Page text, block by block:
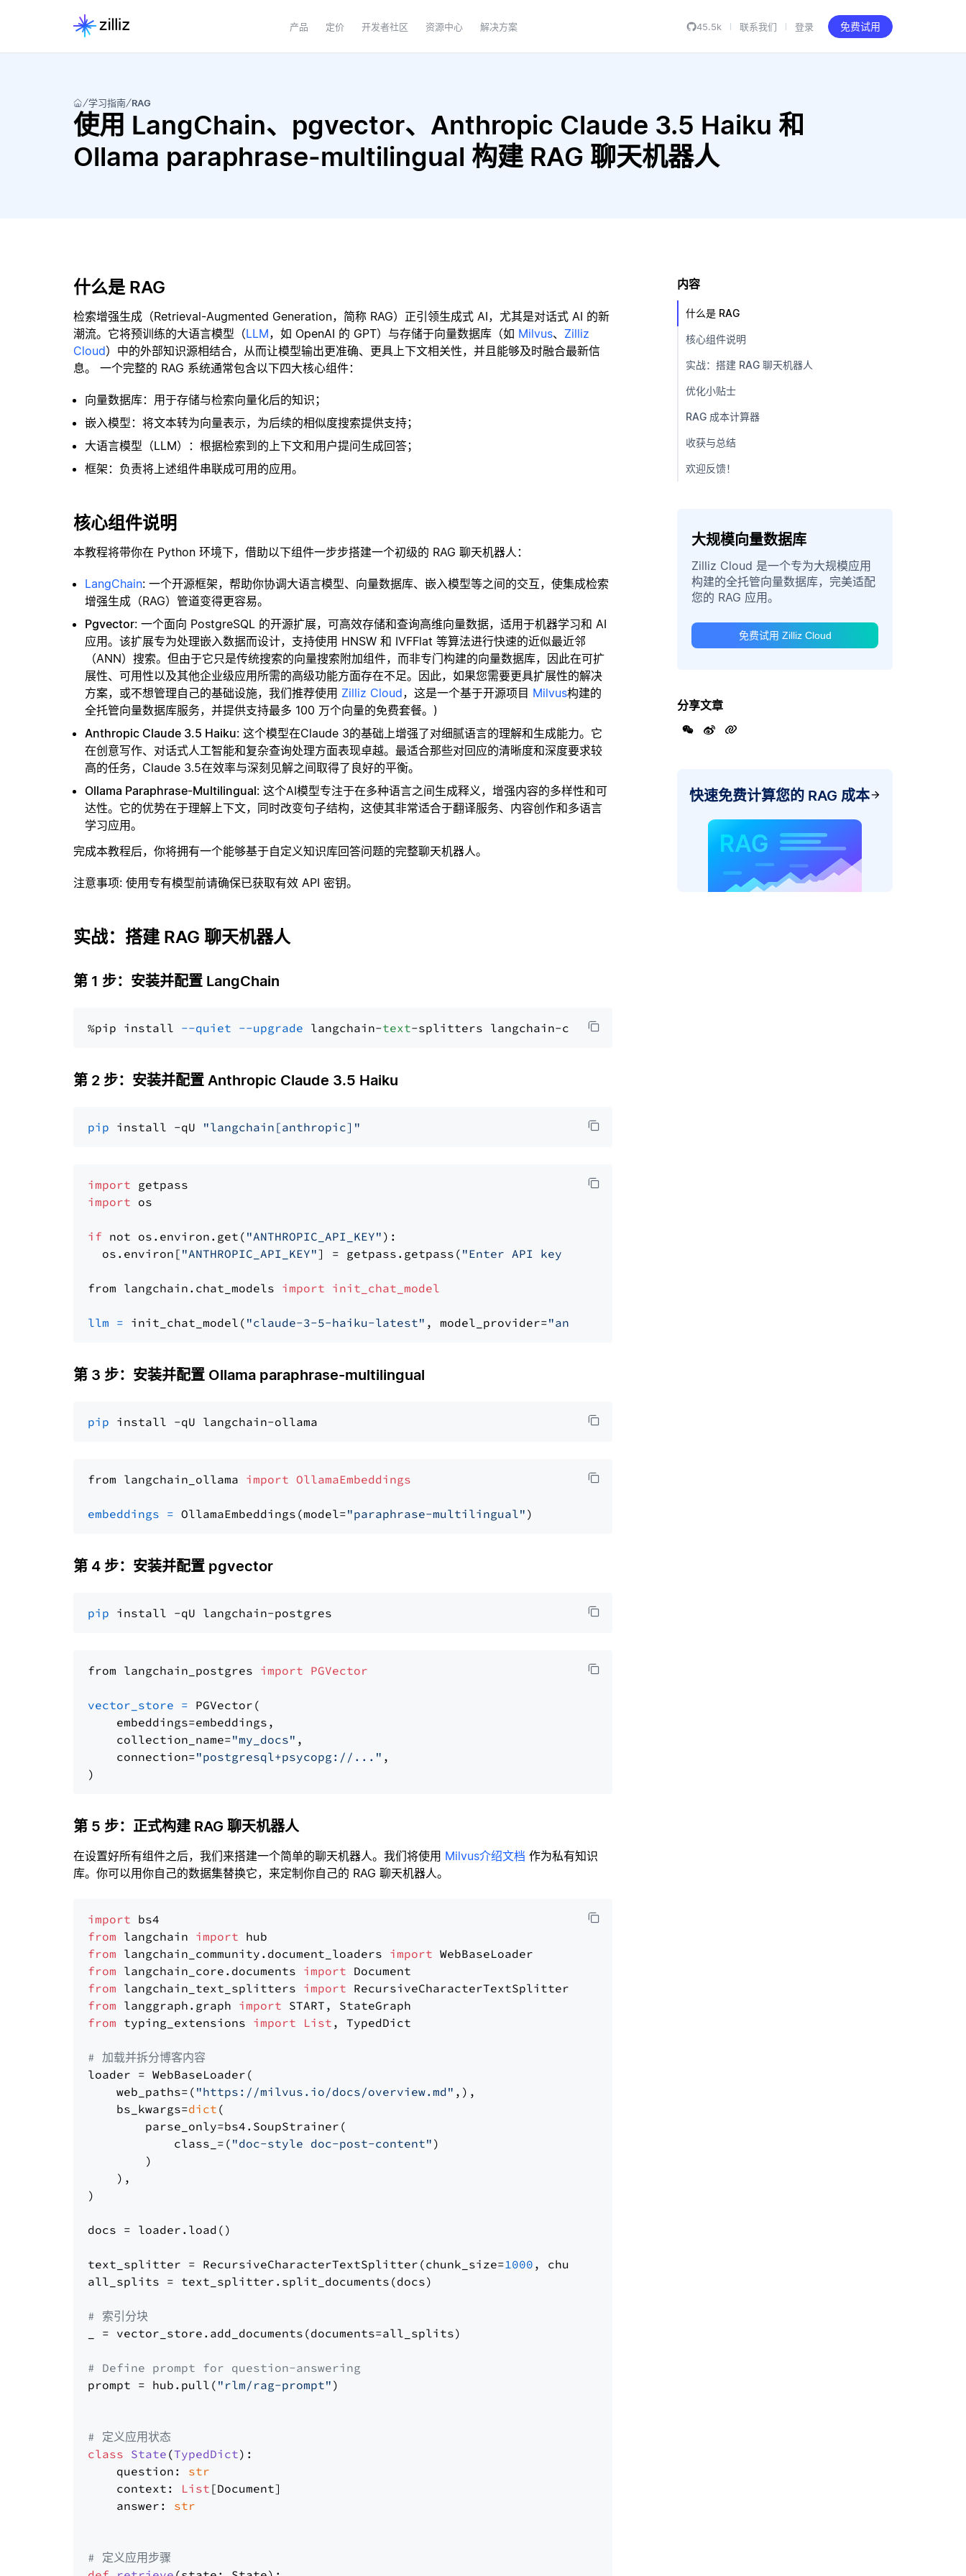
产品 定价 开发者社区 资源中心 解决方案 45.5k 联系我们 登录 免费试用
学习指南 RAG
使用 LangChain、pgvector、Anthropic Claude 3.5 Haiku 和
Ollama paraphrase-multilingual 构建 RAG 聊天机器人
什么是 RAG
检索增强生成（Retrieval-Augmented Generation，简称 RAG）正引领生成式 AI，尤其是对话式 AI 的新
潮流。它将预训练的大语言模型（LLM，如 OpenAI 的 GPT）与存储于向量数据库（如 Milvus、 Zilliz
Cloud）中的外部知识源相结合，从而让模型输出更准确、更具上下文相关性，并且能够及时融合最新信
息。 一个完整的 RAG 系统通常包含以下四大核心组件：
向量数据库：用于存储与检索向量化后的知识；
嵌入模型：将文本转为向量表示，为后续的相似度搜索提供支持；
大语言模型（LLM）：根据检索到的上下文和用户提问生成回答；
框架：负责将上述组件串联成可用的应用。
核心组件说明
本教程将带你在 Python 环境下，借助以下组件一步步搭建一个初级的 RAG 聊天机器人：
LangChain: 一个开源框架，帮助你协调大语言模型、向量数据库、嵌入模型等之间的交互，使集成检索
增强生成（RAG）管道变得更容易。
Pgvector: 一个面向 PostgreSQL 的开源扩展，可高效存储和查询高维向量数据，适用于机器学习和 AI
应用。该扩展专为处理嵌入数据而设计，支持使用 HNSW 和 IVFFlat 等算法进行快速的近似最近邻
（ANN）搜索。但由于它只是传统搜索的向量搜索附加组件，而非专门构建的向量数据库，因此在可扩
展性、可用性以及其他企业级应用所需的高级功能方面存在不足。因此，如果您需要更具扩展性的解决
方案，或不想管理自己的基础设施，我们推荐使用 Zilliz Cloud，这是一个基于开源项目 Milvus构建的
全托管向量数据库服务，并提供支持最多 100 万个向量的免费套餐。)
Anthropic Claude 3.5 Haiku: 这个模型在Claude 3的基础上增强了对细腻语言的理解和生成能力。它
在创意写作、对话式人工智能和复杂查询处理方面表现卓越。最适合那些对回应的清晰度和深度要求较
高的任务，Claude 3.5在效率与深刻见解之间取得了良好的平衡。
Ollama Paraphrase-Multilingual: 这个AI模型专注于在多种语言之间生成释义，增强内容的多样性和可
达性。它的优势在于理解上下文，同时改变句子结构，这使其非常适合于翻译服务、内容创作和多语言
学习应用。
完成本教程后，你将拥有一个能够基于自定义知识库回答问题的完整聊天机器人。
注意事项: 使用专有模型前请确保已获取有效 API 密钥。
实战：搭建 RAG 聊天机器人
第 1 步：安装并配置 LangChain
%pip install --quiet --upgrade langchain-text
第 2 步：安装并配置 Anthropic Claude 3.5 Haiku
pip install -qU "langchain[anthropic]"
import
import os
if not os.environ.get( "ANTHROPIC_API_KEY" ):
  os.environ[
"ANTHROPIC_API_KEY"] = getpass.getpass( "Enter API key for Anthropic: "
from langchain.chat_models import init_chat_model
llm = init_chat_model( "claude-3-5-haiku-latest" , model_provider="anthropic"
第 3 步：安装并配置 Ollama paraphrase-multilingual
pip
from langchain_ollama import OllamaEmbeddings
embeddings = OllamaEmbeddings(model="paraphrase-multilingual"
第 4 步：安装并配置 pgvector
pip
from langchain_postgres import PGVector
vector_store = PGVector(
    embeddings=embeddings,
    collection_name=
"my_docs" ,
    connection=
"postgresql+psycopg://..." ,
第 5 步：正式构建 RAG 聊天机器人
在设置好所有组件之后，我们来搭建一个简单的聊天机器人。我们将使用 Milvus介绍文档 作为私有知识
库。你可以用你自己的数据集替换它，来定制你自己的 RAG 聊天机器人。
import
from langchain import
from langchain_community.document_loaders import
from langchain_core.documents import
from langchain_text_splitters import
from langgraph.graph import
from typing_extensions import List , TypedDict
# 加载并拆分博客内容
loader = WebBaseLoader(
    web_paths=(
"https://milvus.io/docs/overview.md" ,),
    bs_kwargs=
dict (
        parse_only=bs4.SoupStrainer(
            class_=(
"doc-style doc-post-content" )
        )
    ),
)
docs = loader.load()
text_splitter = RecursiveCharacterTextSplitter(chunk_size=1000 , chunk_overlap=
all_splits = text_splitter.split_documents(docs)
# 索引分块
_ = vector_store.add_documents(documents=all_splits)
# Define prompt for question-answering
prompt = hub.pull( "rlm/rag-prompt" )
# 定义应用状态
class State (TypedDict):
    question:
str
    context:
List [Document]
    answer:
str
# 定义应用步骤
内容
什么是 RAG
核心组件说明
实战：搭建 RAG 聊天机器人
优化小贴士
RAG 成本计算器
收获与总结
欢迎反馈！
大规模向量数据库
Zilliz Cloud 是一个专为大规模应用
构建的全托管向量数据库，完美适配
您的 RAG 应用。
免费试用 Zilliz Cloud
分享文章
快速免费计算您的 RAG 成本